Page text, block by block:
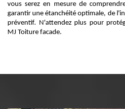
vous serez en mesure de
garantir une étanchéité optimale, de
préventif. N'attendez plus pour
MJ Toiture facade.